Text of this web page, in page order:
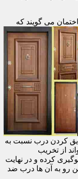
می گویند که
کردن درب نسبت به
از تخریب
کرده و در نهایت
رو به آن ها درب ضد